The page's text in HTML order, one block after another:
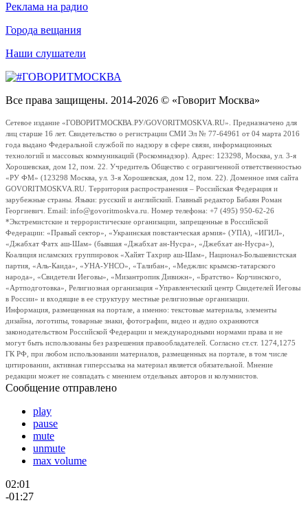
Реклама на радио
Города вещания
Наши слушатели
Все права защищены. 2014-2026 © «Говорит Москва»
Сетевое издание «ГОВОРИТМОСКВА.РУ/GOVORITMOSKVA.RU». Предназначено для
лиц старше 16 лет. Свидетельство о регистрации СМИ Эл № 77-64961 от 04 марта 2016
года выдано Федеральной службой по надзору в сфере связи, информационных
технологий и массовых коммуникаций (Роскомнадзор). Адрес: 123298, Москва, ул. 3-я
Хорошевская, дом 12, пом. 22. Учредитель Общество с ограниченной ответственностью
«РУ ФМ» (123298 Москва, ул. 3-я Хорошевская, дом 12, пом. 22). Доменное имя сайта
GOVORITMOSKVA.RU. Территория распространения – Российская Федерация и
зарубежные страны. Языки: русский и английский. Главный редактор Бабаян Роман
Георгиевич. Email: info@govoritmoskva.ru. Номер телефона: +7 (495) 950-62-26
*Экстремистские и террористические организации, запрещенные в Российской
Федерации: «Правый сектор», «Украинская повстанческая армия» (УПА), «ИГИЛ»,
«Джабхат Фатх аш-Шам» (бывшая «Джабхат ан-Нусра», «Джебхат ан-Нусра»),
Коалиция исламских группировок «Хайят Тахрир аш-Шам», Национал-Большевистская
партия, «Аль-Каида», «УНА-УНСО», «Талибан», «Меджлис крымско-татарского
народа», «Свидетели Иеговы», «Мизантропик Дивижн», «Братство» Корчинского,
«Артподготовка», Религиозная организация «Управленческий центр Свидетелей Иеговы
в России» и входящие в ее структуру местные религиозные организации.
Информация, размещенная на портале, а именно: текстовые материалы, элементы
дизайна, логотипы, товарные знаки, фотографии, видео и аудио охраняются
законодательством Российской Федерации и международными нормами права и не
могут быть использованы без разрешения правообладателей. Согласно ст.ст. 1274,1275
ГК РФ, при любом использовании материалов, размещенных на портале, в том числе
цитировании, активная гиперссылка на материал является обязательной. Мнение
редакции может не совпадать с мнением отдельных авторов и колумнистов.
Сообщение отправлено
play
pause
mute
unmute
max volume
02:01
-01:27